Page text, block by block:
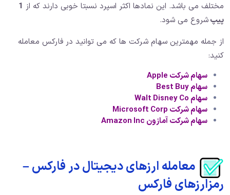
مختلف می باشد. این نمادها اکثر اسپرد نسبتا خوبی دارند که از 1
پیپشروع می شود.
از جمله مهمترین سهام شرکت ها که می توانید در فارکس معامله
کنید:
سهام شرکت Apple
سهام Best Buy
سهام Walt Disney Co
سهام شرکت Microsoft Corp
سهام شرکت آمازون Amazon Inc
معامله ارزهای دیجیتال در فارکس –
رمزارزهای فارکس